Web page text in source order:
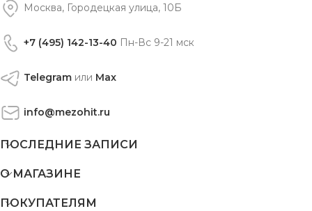
Москва, Городецкая улица, 10Б
+7 (495) 142-13-40 Пн-Вс 9-21 мск
Telegram или Max
info@mezohit.ru
ПОСЛЕДНИЕ ЗАПИСИ
О МАГАЗИНЕ
ПОКУПАТЕЛЯМ